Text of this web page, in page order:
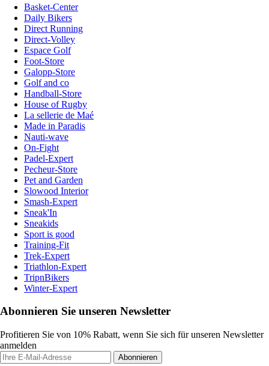
Basket-Center
Daily Bikers
Direct Running
Direct-Volley
Espace Golf
Foot-Store
Galopp-Store
Golf and co
Handball-Store
House of Rugby
La sellerie de Maé
Made in Paradis
Nauti-wave
On-Fight
Padel-Expert
Pecheur-Store
Pet and Garden
Slowood Interior
Smash-Expert
Sneak'In
Sneakids
Sport is good
Training-Fit
Trek-Expert
Triathlon-Expert
TripnBikers
Winter-Expert
Abonnieren Sie unseren Newsletter
Profitieren Sie von 10% Rabatt, wenn Sie sich für unseren Newsletter
anmelden
Abonnieren